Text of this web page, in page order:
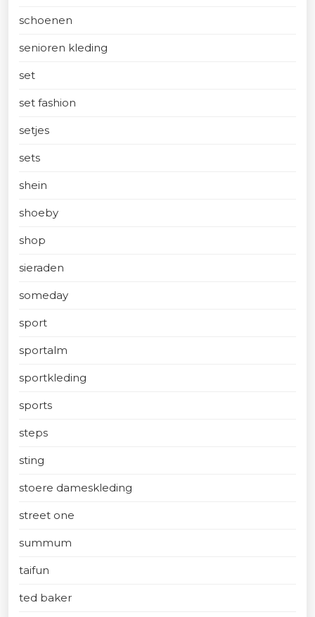
schoenen
senioren kleding
set
set fashion
setjes
sets
shein
shoeby
shop
sieraden
someday
sport
sportalm
sportkleding
sports
steps
sting
stoere dameskleding
street one
summum
taifun
ted baker